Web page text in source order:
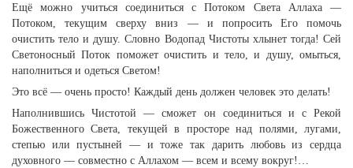
Ещё можно учиться соединиться с Потоком Света Аллаха —
Потоком, текущим сверху вниз — и попросить Его помочь
очистить тело и душу. Словно Водопад Чистоты хлынет тогда! Сей
Светоносный Поток поможет очистить и тело, и душу, омыться,
наполниться и одеться Светом!
Это всё — очень просто! Каждый день должен человек это делать!
Наполнившись Чистотой — сможет он соединиться и с Рекой
Божественного Света, текущей в просторе над полями, лугами,
степью или пустыней — и тоже так дарить любовь из сердца
духовного — совместно с Аллахом — всем и всему вокруг!…